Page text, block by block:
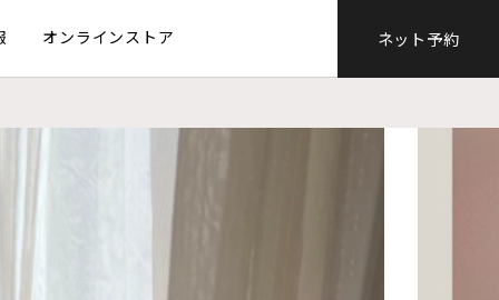
オンラインストア ネット予約